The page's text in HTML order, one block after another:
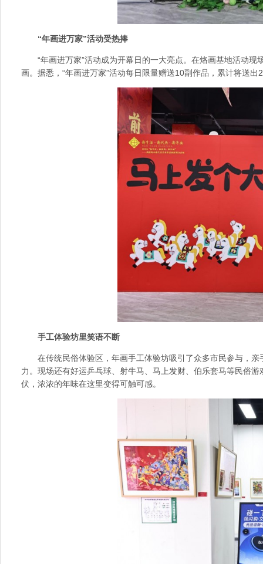
“年画进万家”活动受热捧
“年画进万家”活动成为开幕日的一大亮点。在烙画基地活动
画。据悉，“年画进万家”活动每日限量赠送10副作品，累计将送出
手工体验坊里笑语不断
在传统民俗体验区，年画手工体验坊吸引了众多市民参与，
力。现场还有好运乒乓球、射牛马、马上发财、伯乐套马等民俗
伏，浓浓的年味在这里变得可触可感。